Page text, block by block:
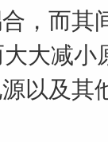
，而其
大减小
以及其